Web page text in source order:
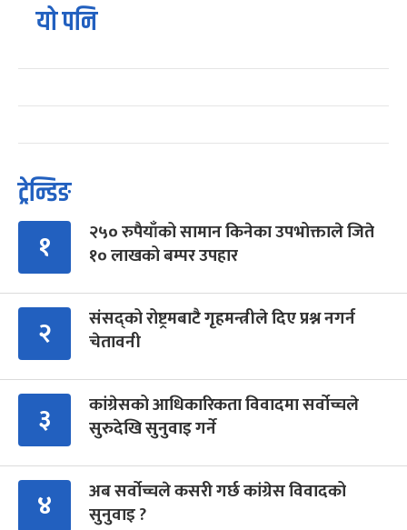
यो पनि
ट्रेन्डिङ
१
२५० रुपैयाँको सामान किनेका उपभोक्ताले जिते
१० लाखको बम्पर उपहार
२
संसद्को रोष्ट्रमबाटै गृहमन्त्रीले दिए प्रश्न नगर्न
चेतावनी
३
कांग्रेसको आधिकारिकता विवादमा सर्वोच्चले
सुरुदेखि सुनुवाइ गर्ने
४
अब सर्वोच्चले कसरी गर्छ कांग्रेस विवादको
सुनुवाइ ?